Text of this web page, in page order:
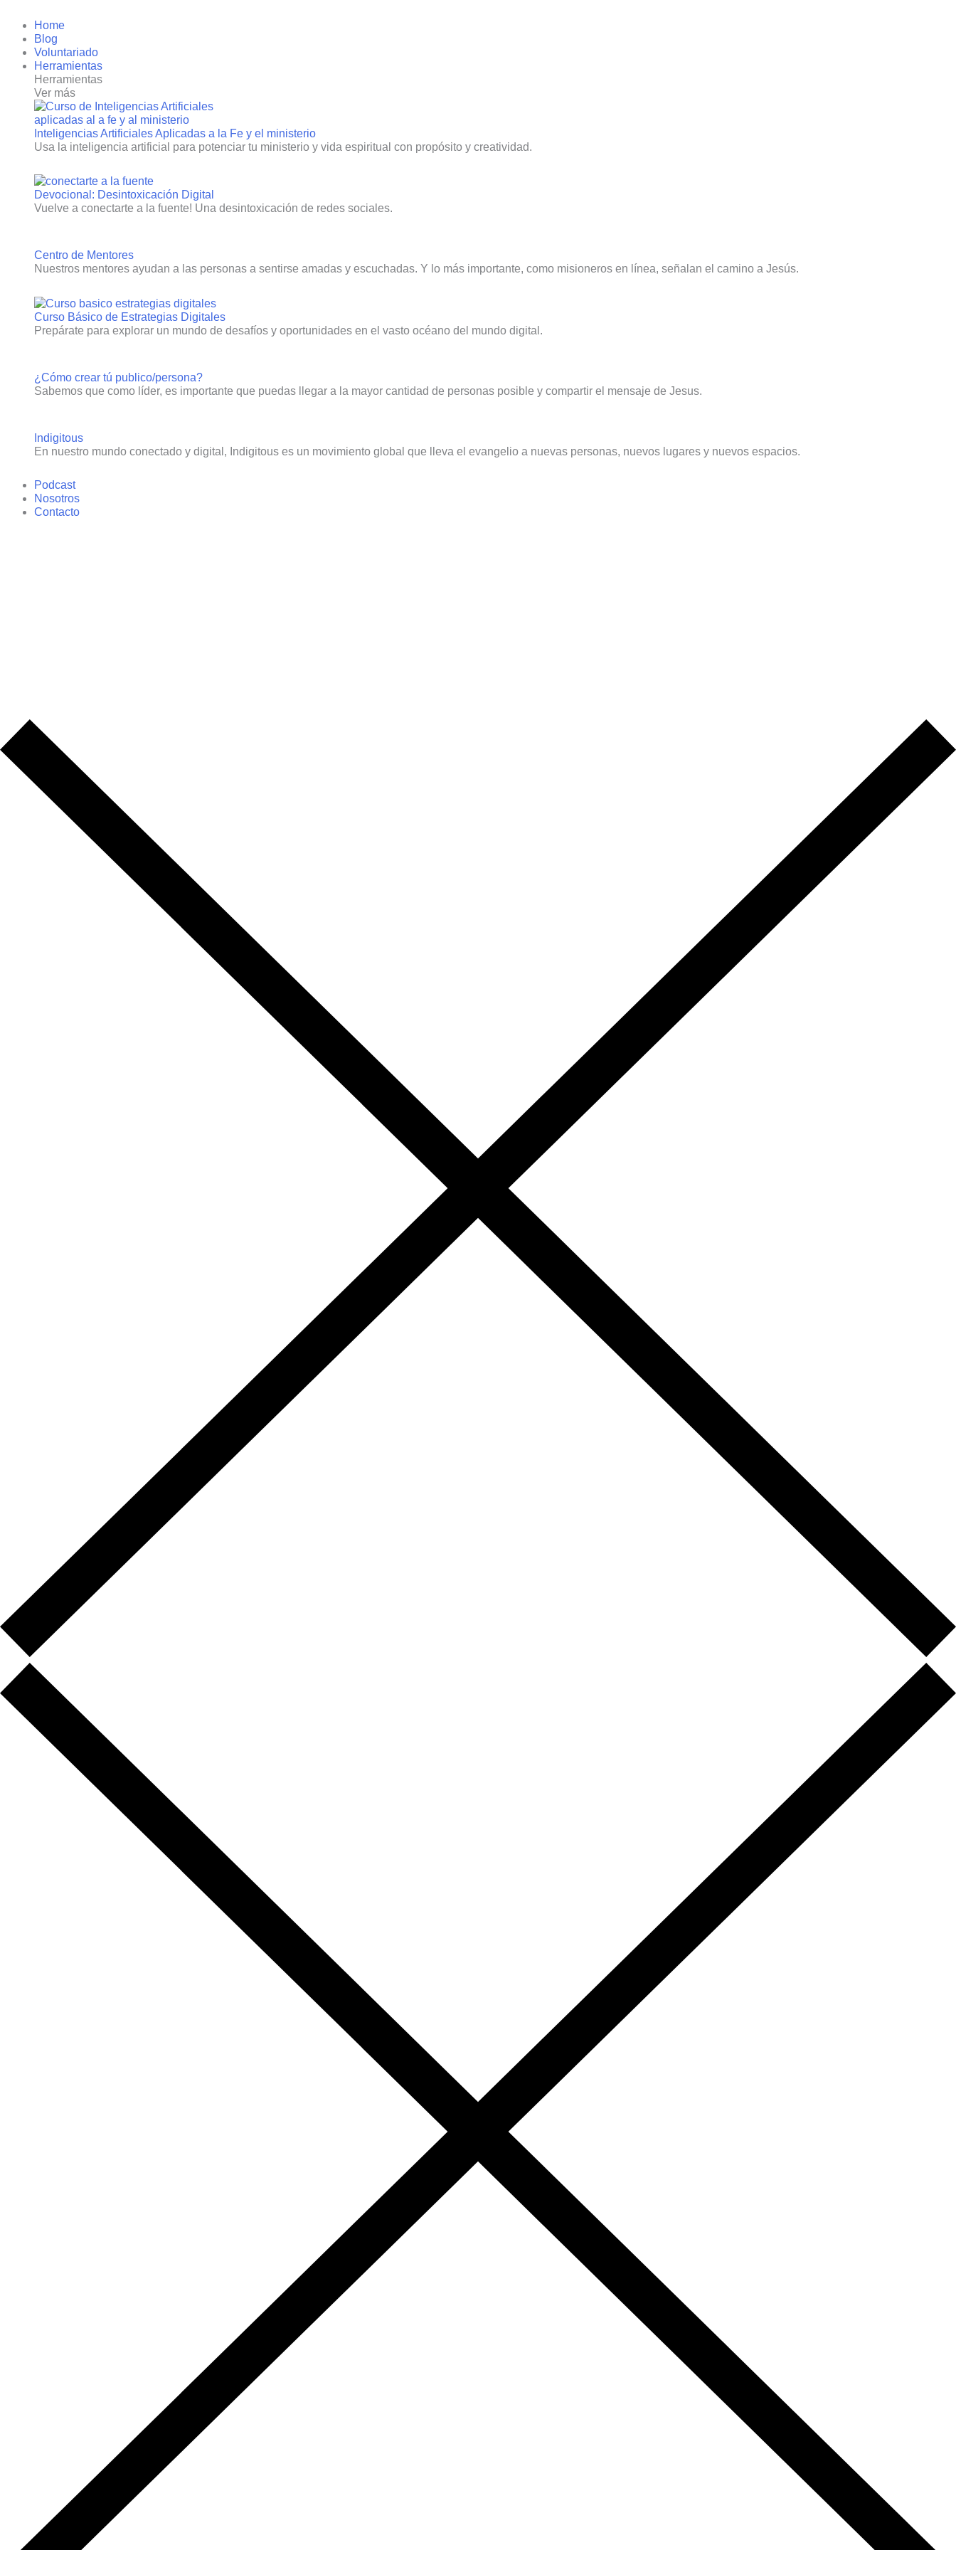
contenido
Home
Blog
Voluntariado
Herramientas
Herramientas
Ver más
Inteligencias Artificiales Aplicadas a la Fe y el ministerio
Usa la inteligencia artificial para potenciar tu ministerio y vida espiritual con propósito y creatividad.
Devocional: Desintoxicación Digital
Vuelve a conectarte a la fuente! Una desintoxicación de redes sociales.
Centro de Mentores
Nuestros mentores ayudan a las personas a sentirse amadas y escuchadas. Y lo más importante, como misioneros en línea, señalan el camino a Jesús.
Curso Básico de Estrategias Digitales
Prepárate para explorar un mundo de desafíos y oportunidades en el vasto océano del mundo digital.
¿Cómo crear tú publico/persona?
Sabemos que como líder, es importante que puedas llegar a la mayor cantidad de personas posible y compartir el mensaje de Jesus.
Indigitous
En nuestro mundo conectado y digital, Indigitous es un movimiento global que lleva el evangelio a nuevas personas, nuevos lugares y nuevos espacios.
Podcast
Nosotros
Contacto